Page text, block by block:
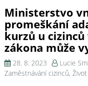
Ministerstvo
promeškání
kurzů u cizinců
zákona může
28. 8. 2023 Lucie
Zaměstnávání cizinců, Život